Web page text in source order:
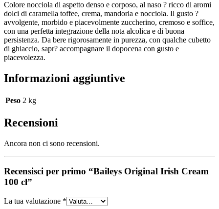
Colore nocciola di aspetto denso e corposo, al naso ? ricco di aromi
dolci di caramella toffee, crema, mandorla e nocciola. Il gusto ?
avvolgente, morbido e piacevolmente zuccherino, cremoso e soffice,
con una perfetta integrazione della nota alcolica e di buona
persistenza. Da bere rigorosamente in purezza, con qualche cubetto
di ghiaccio, sapr? accompagnare il dopocena con gusto e
piacevolezza.
Informazioni aggiuntive
Peso 2 kg
Recensioni
Ancora non ci sono recensioni.
Recensisci per primo “Baileys Original Irish Cream
100 cl”
La tua valutazione *